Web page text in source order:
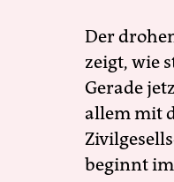
Der
zeigt, wie
Gerade
allem mit
beginnt